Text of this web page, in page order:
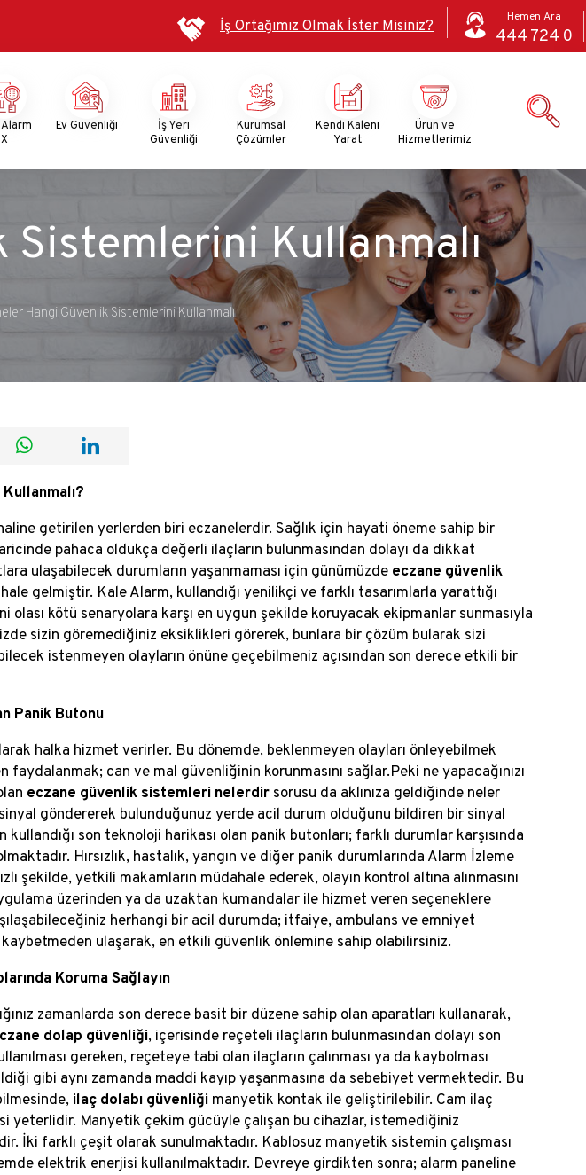
İş Ortağımız Olmak İster Misiniz?
Hemen Ara
444 724 0
X
Ev Güvenliği
İş Yeri
Güvenliği
Kurumsal
Çözümler
Kendi Kaleni
Yarat
Ürün ve
Hizmetlerimiz
Sistemlerini Kullanmalı
Hangi Güvenlik Sistemlerini Kullanmalı
getirilen yerlerden biri eczanelerdir. Sağlık için hayati öneme sahip bir
pahaca oldukça değerli ilaçların bulunmasından dolayı da dikkat
ulaşabilecek durumların yaşanmaması için günümüzde eczane güvenlik
gelmiştir. Kale Alarm, kullandığı yenilikçi ve farklı tasarımlarla yarattığı
olası kötü senaryolara karşı en uygun şekilde koruyacak ekipmanlar sunmasıyla
sizin göremediğiniz eksiklikleri görerek, bunlara bir çözüm bularak sizi
istenmeyen olayların önüne geçebilmeniz açısından son derece etkili bir
Panik Butonu
halka hizmet verirler. Bu dönemde, beklenmeyen olayları önleyebilmek
faydalanmak; can ve mal güvenliğinin korunmasını sağlar.Peki ne yapacağınızı
eczane güvenlik sistemleri nelerdir sorusu da aklınıza geldiğinde neler
göndererek bulunduğunuz yerde acil durum olduğunu bildiren bir sinyal
son teknoloji harikası olan panik butonları; farklı durumlar karşısında
Hırsızlık, hastalık, yangın ve diğer panik durumlarında Alarm İzleme
şekilde, yetkili makamların müdahale ederek, olayın kontrol altına alınmasını
üzerinden ya da uzaktan kumandalar ile hizmet veren seçeneklere
herhangi bir acil durumda; itfaiye, ambulans ve emniyet
ulaşarak, en etkili güvenlik önlemine sahip olabilirsiniz.
Koruma Sağlayın
zamanlarda son derece basit bir düzene sahip olan aparatları kullanarak,
dolap güvenliği, içerisinde reçeteli ilaçların bulunmasından dolayı son
gereken, reçeteye tabi olan ilaçların çalınması ya da kaybolması
gibi aynı zamanda maddi kayıp yaşanmasına da sebebiyet vermektedir. Bu
ilaç dolabı güvenliği manyetik kontak ile geliştirilebilir. Cam ilaç
yeterlidir. Manyetik çekim gücüyle çalışan bu cihazlar, istemediğiniz
İki farklı çeşit olarak sunulmaktadır. Kablosuz manyetik sistemin çalışması
elektrik enerjisi kullanılmaktadır. Devreye girdikten sonra; alarm paneline